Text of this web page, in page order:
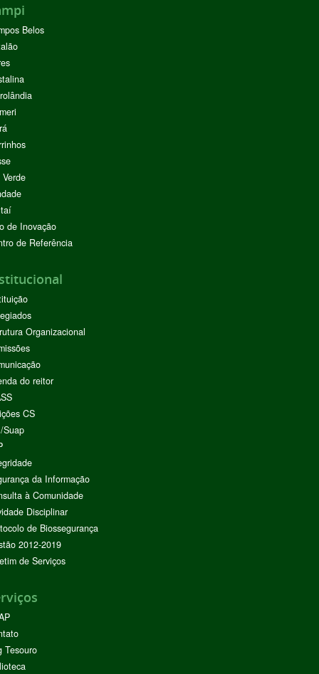
Belos
de Inovação
de Referência
Organizacional
do reitor
CS
Suap
da Informação
à Comunidade
Disciplinar
de Biossegurança
2012-2019
de Serviços
Tesouro